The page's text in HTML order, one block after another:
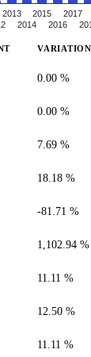
2013
2014
2015
2016
2017
VARIATION
0.00 %
0.00 %
7.69 %
18.18 %
-81.71 %
1,102.94 %
11.11 %
12.50 %
11.11 %